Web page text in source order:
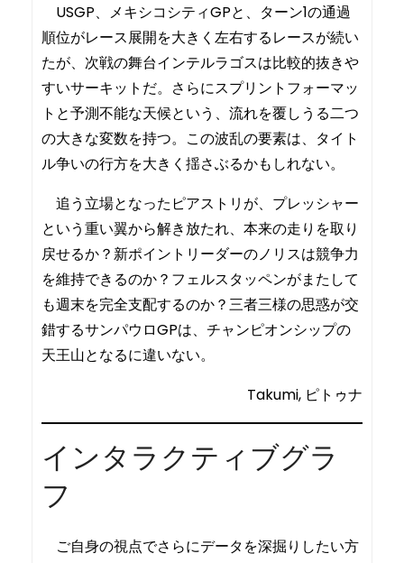
USGP、メキシコシティGPと、ターン1の通過
順位がレース展開を大きく左右するレースが続い
たが、次戦の舞台インテルラゴスは比較的抜きや
すいサーキットだ。さらにスプリントフォーマッ
トと予測不能な天候という、流れを覆しうる二つ
の大きな変数を持つ。この波乱の要素は、タイト
ル争いの行方を大きく揺さぶるかもしれない。
追う立場となったピアストリが、プレッシャー
という重い翼から解き放たれ、本来の走りを取り
戻せるか？新ポイントリーダーのノリスは競争力
を維持できるのか？フェルスタッペンがまたして
も週末を完全支配するのか？三者三様の思惑が交
錯するサンパウロGPは、チャンピオンシップの
天王山となるに違いない。
Takumi, ピトゥナ
インタラクティブグラ
フ
ご自身の視点でさらにデータを深掘りしたい方